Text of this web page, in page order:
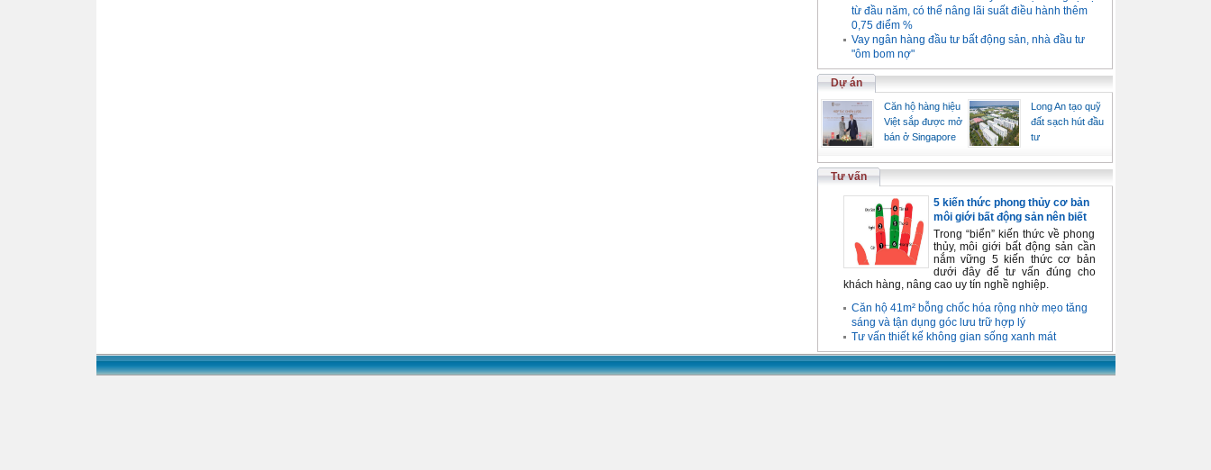
từ đầu năm, có thể nâng lãi suất điều hành thêm
0,75 điểm %
Vay ngân hàng đầu tư bất động sản, nhà đầu tư
"ôm bom nợ"
Dự án
Căn hộ hàng hiệu
Việt sắp được mở
bán ở Singapore
Long An tạo quỹ
đất sạch hút đầu
tư
Tư vấn
5 kiến thức phong thủy cơ bản
môi giới bất động sản nên biết
Trong “biển” kiến thức về phong
thủy, môi giới bất động sản cần
nắm vững 5 kiến thức cơ bản
dưới đây để tư vấn đúng cho
khách hàng, nâng cao uy tín nghề nghiệp.
Căn hộ 41m² bỗng chốc hóa rộng nhờ mẹo tăng
sáng và tận dụng góc lưu trữ hợp lý
Tư vấn thiết kế không gian sống xanh mát